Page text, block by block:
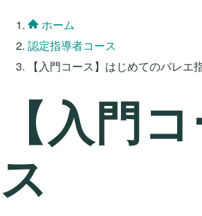
ホーム
認定指導者コース
【入門コース】はじめてのバレエ
【入門
ス